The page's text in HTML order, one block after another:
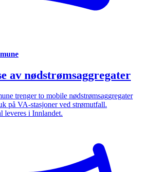
av nødstrømsaggregater
trenger to mobile nødstrømsaggregater
på VA-stasjoner ved strømutfall.
leveres i Innlandet.